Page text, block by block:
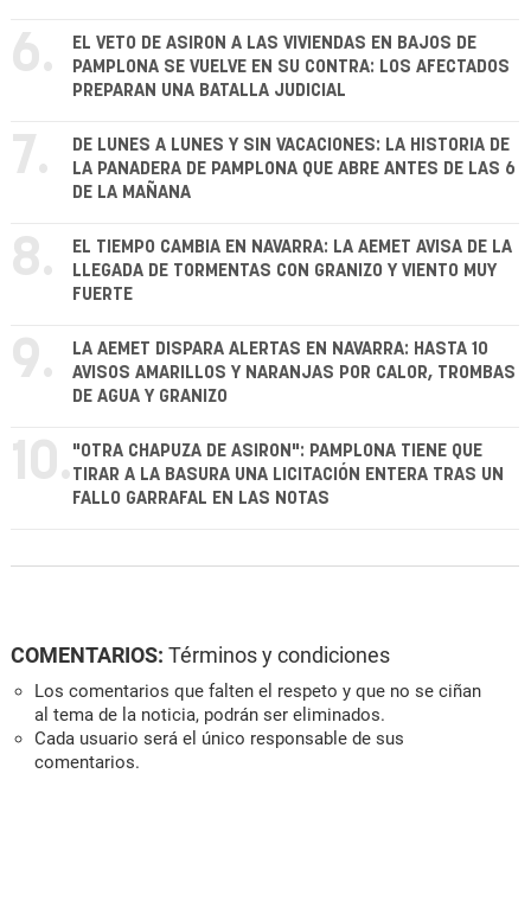
6.
EL VETO DE ASIRON A LAS VIVIENDAS EN BAJOS DE
PAMPLONA SE VUELVE EN SU CONTRA: LOS AFECTADOS
PREPARAN UNA BATALLA JUDICIAL
7.
DE LUNES A LUNES Y SIN VACACIONES: LA HISTORIA DE
LA PANADERA DE PAMPLONA QUE ABRE ANTES DE LAS 6
DE LA MAÑANA
8.
EL TIEMPO CAMBIA EN NAVARRA: LA AEMET AVISA DE LA
LLEGADA DE TORMENTAS CON GRANIZO Y VIENTO MUY
FUERTE
9.
LA AEMET DISPARA ALERTAS EN NAVARRA: HASTA 10
AVISOS AMARILLOS Y NARANJAS POR CALOR, TROMBAS
DE AGUA Y GRANIZO
10. "OTRA CHAPUZA DE ASIRON": PAMPLONA TIENE QUE
TIRAR A LA BASURA UNA LICITACIÓN ENTERA TRAS UN
FALLO GARRAFAL EN LAS NOTAS
COMENTARIOS: Términos y condiciones
Los comentarios que falten el respeto y que no se ciñan
al tema de la noticia, podrán ser eliminados.
Cada usuario será el único responsable de sus
comentarios.